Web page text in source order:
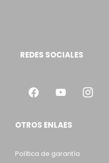
REDES SOCIALES
OTROS ENLAES
Política de garantía